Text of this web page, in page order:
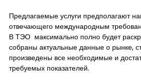
Предлагаемые услуги предполагают
отвечающего международным
В ТЭО максимально полно будет
собраны актуальные данные о рынке,
произведены все необходимые и
требуемых показателей.